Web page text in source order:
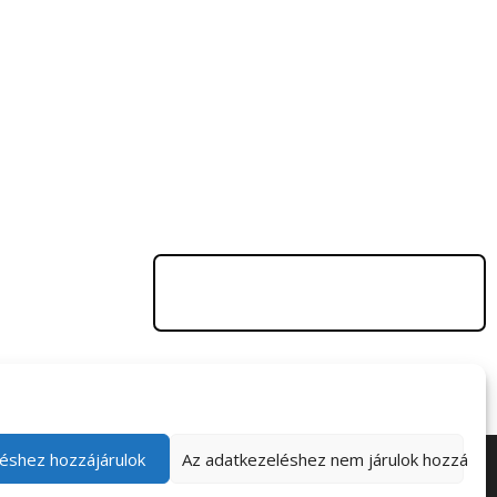
hozzájárulok Az adatkezeléshez nem járulok hozzá